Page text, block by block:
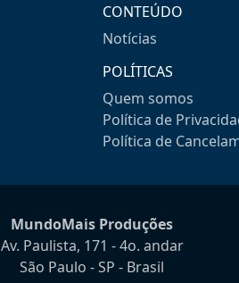
CONTEÚDO
Notícias
POLÍTICAS
Quem somos
Política de
Política de
MundoMais Produções
Av. Paulista, 171 - 4o. andar
São Paulo - SP - Brasil